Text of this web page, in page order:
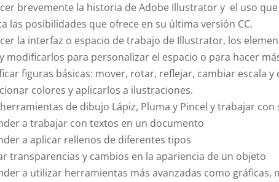
brevemente la historia de Adobe Illustrator y el uso
las posibilidades que ofrece en su última versión CC.
la interfaz o espacio de trabajo de Illustrator, los
modificarlos para personalizar el espacio o para hacer
figuras básicas: mover, rotar, reflejar, cambiar escala
colores y aplicarlos a ilustraciones.
de dibujo Lápiz, Pluma y Pincel y trabajar con
a trabajar con textos en un documento
a aplicar rellenos de diferentes tipos
transparencias y cambios en la apariencia de un objeto
a utilizar herramientas más avanzadas como gráficas,